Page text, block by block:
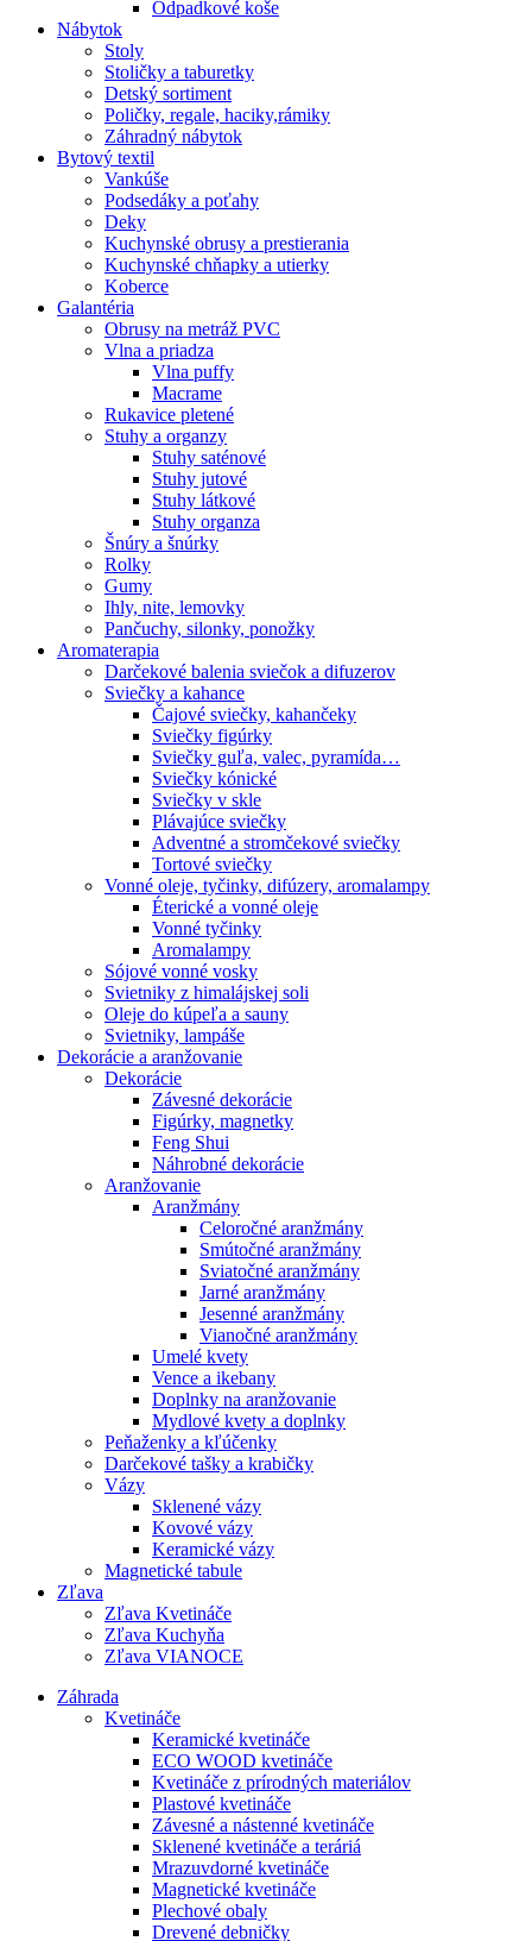
Odpadkové koše
Nábytok
Stoly
Stoličky a taburetky
Detský sortiment
Poličky, regale, haciky,rámiky
Záhradný nábytok
Bytový textil
Vankúše
Podsedáky a poťahy
Deky
Kuchynské obrusy a prestierania
Kuchynské chňapky a utierky
Koberce
Galantéria
Obrusy na metráž PVC
Vlna a priadza
Vlna puffy
Macrame
Rukavice pletené
Stuhy a organzy
Stuhy saténové
Stuhy jutové
Stuhy látkové
Stuhy organza
Šnúry a šnúrky
Rolky
Gumy
Ihly, nite, lemovky
Pančuchy, silonky, ponožky
Aromaterapia
Darčekové balenia sviečok a difuzerov
Sviečky a kahance
Čajové sviečky, kahančeky
Sviečky figúrky
Sviečky guľa, valec, pyramída…
Sviečky kónické
Sviečky v skle
Plávajúce sviečky
Adventné a stromčekové sviečky
Tortové sviečky
Vonné oleje, tyčinky, difúzery, aromalampy
Éterické a vonné oleje
Vonné tyčinky
Aromalampy
Sójové vonné vosky
Svietniky z himalájskej soli
Oleje do kúpeľa a sauny
Svietniky, lampáše
Dekorácie a aranžovanie
Dekorácie
Závesné dekorácie
Figúrky, magnetky
Feng Shui
Náhrobné dekorácie
Aranžovanie
Aranžmány
Celoročné aranžmány
Smútočné aranžmány
Sviatočné aranžmány
Jarné aranžmány
Jesenné aranžmány
Vianočné aranžmány
Umelé kvety
Vence a ikebany
Doplnky na aranžovanie
Mydlové kvety a doplnky
Peňaženky a kľúčenky
Darčekové tašky a krabičky
Vázy
Sklenené vázy
Kovové vázy
Keramické vázy
Magnetické tabule
Zľava
Zľava Kvetináče
Zľava Kuchyňa
Zľava VIANOCE
Záhrada
Kvetináče
Keramické kvetináče
ECO WOOD kvetináče
Kvetináče z prírodných materiálov
Plastové kvetináče
Závesné a nástenné kvetináče
Sklenené kvetináče a teráriá
Mrazuvdorné kvetináče
Magnetické kvetináče
Plechové obaly
Drevené debničky